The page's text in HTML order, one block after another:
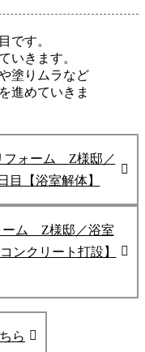
です。
いきます。
塗りムラなど
進めていきま
フォーム Z様邸／
目【浴室解体】
ーム Z様邸／浴室
ンクリート打設】
ら